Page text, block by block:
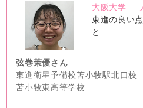
no
image
大阪大学
東進の良い
と
弦巻茉優さん
東進衛星予備校苫小牧駅北口校
苫小牧東高等学校